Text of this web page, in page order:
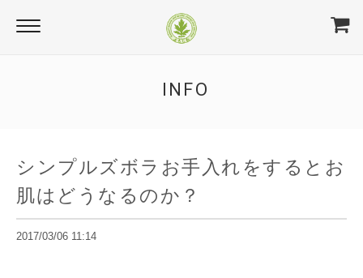
INFO
シンプルズボラお手入れをするとお
肌はどうなるのか？
2017/03/06 11:14